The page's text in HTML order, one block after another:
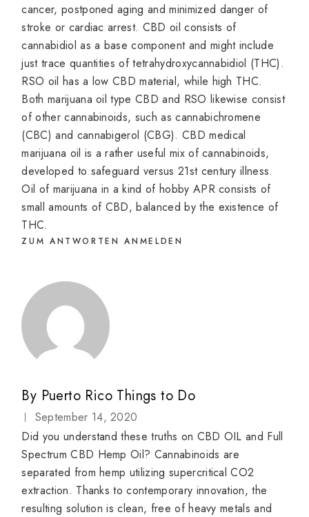
cancer, postponed aging and minimized danger of
stroke or cardiac arrest. CBD oil consists of
cannabidiol as a base component and might include
just trace quantities of tetrahydroxycannabidiol (THC).
RSO oil has a low CBD material, while high THC.
Both marijuana oil type CBD and RSO likewise consist
of other cannabinoids, such as cannabichromene
(CBC) and cannabigerol (CBG). CBD medical
marijuana oil is a rather useful mix of cannabinoids,
developed to safeguard versus 21st century illness.
Oil of marijuana in a kind of hobby APR consists of
small amounts of CBD, balanced by the existence of
THC.
ZUM ANTWORTEN ANMELDEN
By Puerto Rico Things to Do
September 14, 2020
Did you understand these truths on CBD OIL and Full
Spectrum CBD Hemp Oil? Cannabinoids are
separated from hemp utilizing supercritical CO2
extraction. Thanks to contemporary innovation, the
resulting solution is clean, free of heavy metals and